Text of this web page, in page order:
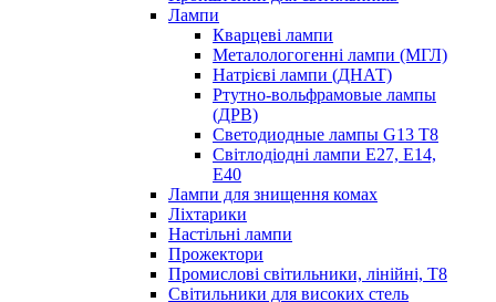
Лампи
Кварцеві лампи
Металологогенні лампи (МГЛ)
Натрієві лампи (ДНАТ)
Ртутно-вольфрамовые лампы
(ДРВ)
Светодиодные лампы G13 Т8
Світлодіодні лампи E27, E14,
E40
Лампи для знищення комах
Ліхтарики
Настільні лампи
Прожектори
Промислові світильники, лінійні, Т8
Світильники для високих стель